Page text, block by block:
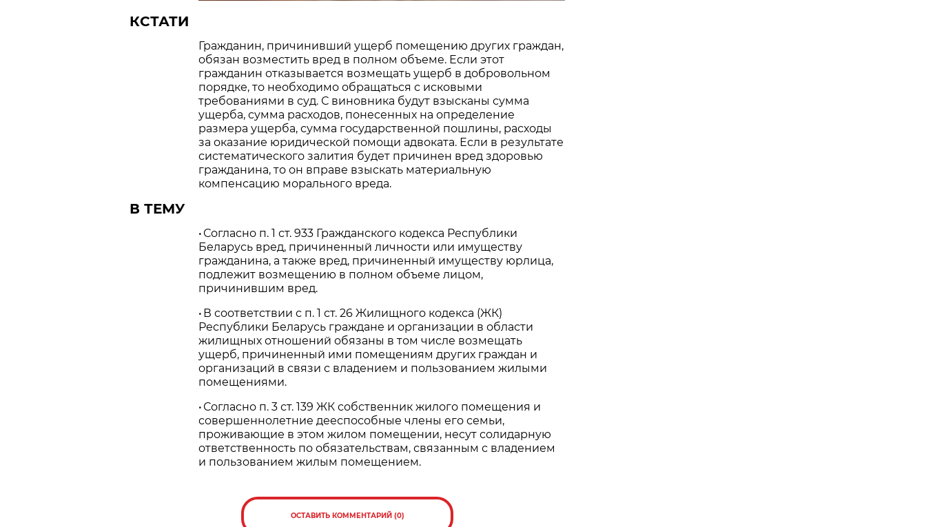
КСТАТИ
Гражданин, причинивший ущерб помещению других граждан,
обязан возместить вред в полном объеме. Если этот
гражданин отказывается возмещать ущерб в добровольном
порядке, то необходимо обращаться с исковыми
требованиями в суд. С виновника будут взысканы сумма
ущерба, сумма расходов, понесенных на определение
размера ущерба, сумма государственной пошлины, расходы
за оказание юридической помощи адвоката. Если в результате
систематического залития будет причинен вред здоровью
гражданина, то он вправе взыскать материальную
компенсацию морального вреда.
В ТЕМУ
• Согласно п. 1 ст. 933 Гражданского кодекса Республики
Беларусь вред, причиненный личности или имуществу
гражданина, а также вред, причиненный имуществу юрлица,
подлежит возмещению в полном объеме лицом,
причинившим вред.
• В соответствии с п. 1 ст. 26 Жилищного кодекса (ЖК)
Республики Беларусь граждане и организации в области
жилищных отношений обязаны в том числе возмещать
ущерб, причиненный ими помещениям других граждан и
организаций в связи с владением и пользованием жилыми
помещениями.
• Согласно п. 3 ст. 139 ЖК собственник жилого помещения и
совершеннолетние дееспособные члены его семьи,
проживающие в этом жилом помещении, несут солидарную
ответственность по обязательствам, связанным с владением
и пользованием жилым помещением.
ОСТАВИТЬ КОММЕНТАРИЙ (0)